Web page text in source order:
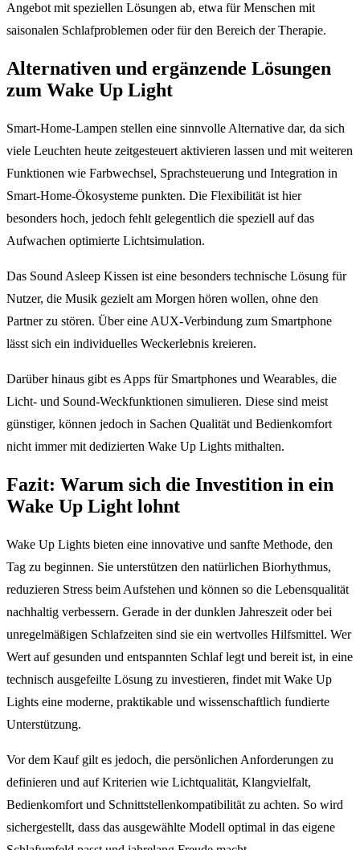
Angebot mit speziellen Lösungen ab, etwa für Menschen mit
saisonalen Schlafproblemen oder für den Bereich der Therapie.
Alternativen und ergänzende Lösungen
zum Wake Up Light
Smart-Home-Lampen stellen eine sinnvolle Alternative dar, da sich
viele Leuchten heute zeitgesteuert aktivieren lassen und mit weiteren
Funktionen wie Farbwechsel, Sprachsteuerung und Integration in
Smart-Home-Ökosysteme punkten. Die Flexibilität ist hier
besonders hoch, jedoch fehlt gelegentlich die speziell auf das
Aufwachen optimierte Lichtsimulation.
Das Sound Asleep Kissen ist eine besonders technische Lösung für
Nutzer, die Musik gezielt am Morgen hören wollen, ohne den
Partner zu stören. Über eine AUX-Verbindung zum Smartphone
lässt sich ein individuelles Weckerlebnis kreieren.
Darüber hinaus gibt es Apps für Smartphones und Wearables, die
Licht- und Sound-Weckfunktionen simulieren. Diese sind meist
günstiger, können jedoch in Sachen Qualität und Bedienkomfort
nicht immer mit dedizierten Wake Up Lights mithalten.
Fazit: Warum sich die Investition in ein
Wake Up Light lohnt
Wake Up Lights bieten eine innovative und sanfte Methode, den
Tag zu beginnen. Sie unterstützen den natürlichen Biorhythmus,
reduzieren Stress beim Aufstehen und können so die Lebensqualität
nachhaltig verbessern. Gerade in der dunklen Jahreszeit oder bei
unregelmäßigen Schlafzeiten sind sie ein wertvolles Hilfsmittel. Wer
Wert auf gesunden und entspannten Schlaf legt und bereit ist, in eine
technisch ausgefeilte Lösung zu investieren, findet mit Wake Up
Lights eine moderne, praktikable und wissenschaftlich fundierte
Unterstützung.
Vor dem Kauf gilt es jedoch, die persönlichen Anforderungen zu
definieren und auf Kriterien wie Lichtqualität, Klangvielfalt,
Bedienkomfort und Schnittstellenkompatibilität zu achten. So wird
sichergestellt, dass das ausgewählte Modell optimal in das eigene